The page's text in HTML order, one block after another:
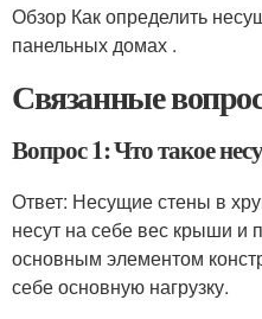
Обзор Как определить
панельных домах .
Связанные
Вопрос 1: Что такое
Ответ: Несущие стены в
несут на себе вес крыши и
основным элементом
себе основную нагрузку.